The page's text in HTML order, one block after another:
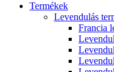
Termékek
Levendulás
Francia